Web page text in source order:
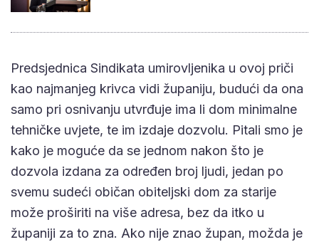
Predsjednica Sindikata umirovljenika u ovoj priči
kao najmanjeg krivca vidi županiju, budući da ona
samo pri osnivanju utvrđuje ima li dom minimalne
tehničke uvjete, te im izdaje dozvolu. Pitali smo je
kako je moguće da se jednom nakon što je
dozvola izdana za određen broj ljudi, jedan po
svemu sudeći običan obiteljski dom za starije
može proširiti na više adresa, bez da itko u
županiji za to zna. Ako nije znao župan, možda je